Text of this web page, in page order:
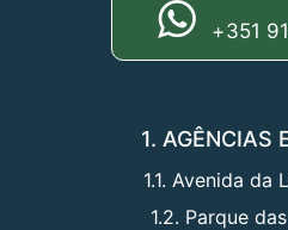
+351
1. AGÊNCIAS
1.1. Avenida da
1.2. Parque